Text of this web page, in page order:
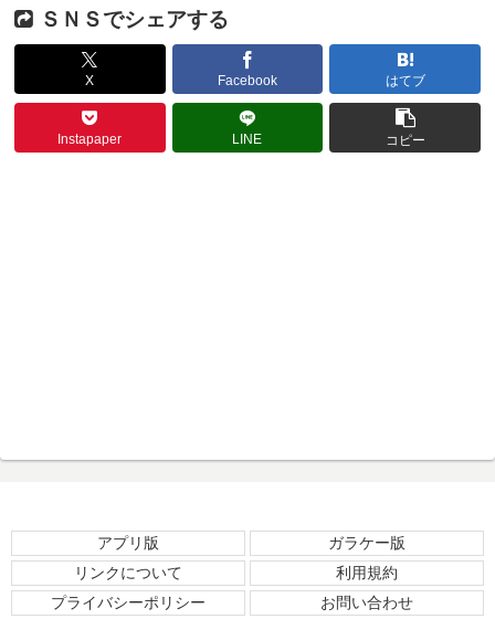
ＳＮＳでシェアする
X Facebook はてブ
Instapaper LINE コピー
アプリ版
ガラケー版
リンクについて
利用規約
プライバシーポリシー
お問い合わせ